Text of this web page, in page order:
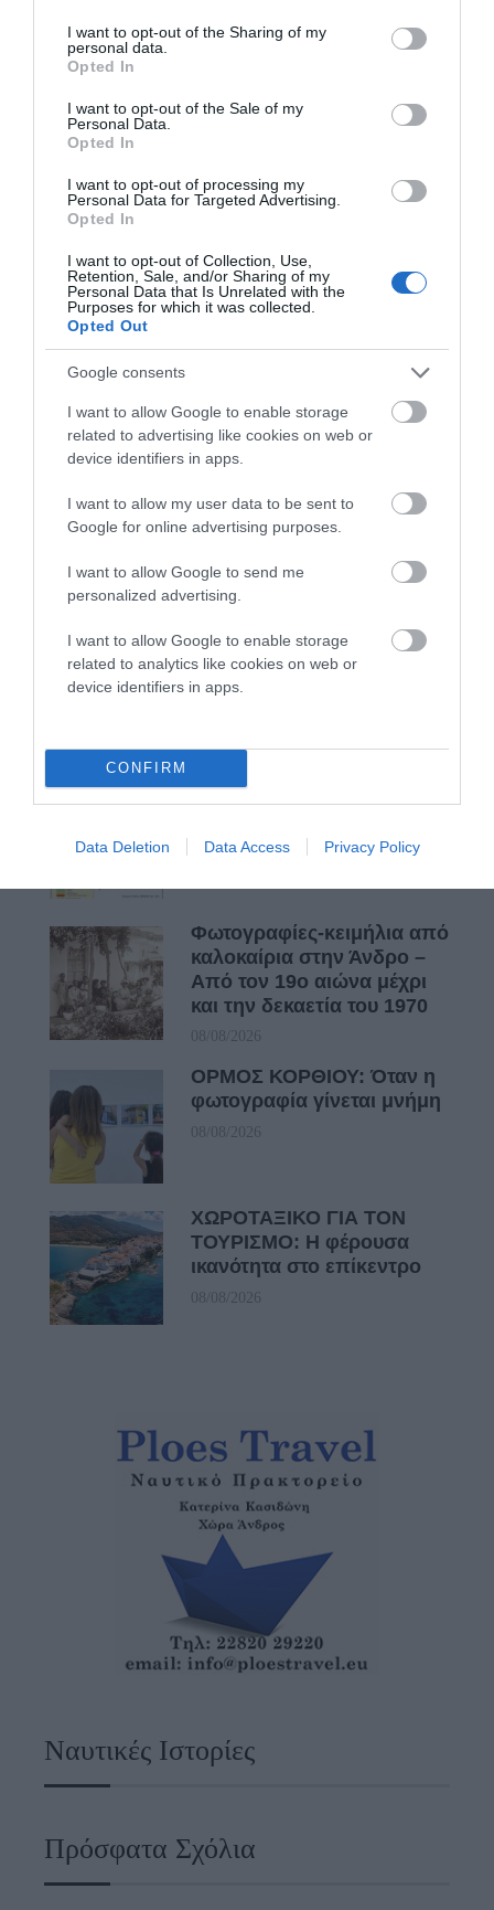
not limited to your visit or usage behaviour. You may click to
grant or deny consent to Google and its third-party tags to
use your data for below specified purposes in below Google
consent section.
I want to opt-out of the Sharing of my
personal data.
Opted In
I want to opt-out of the Sale of my
Personal Data.
Opted In
I want to opt-out of processing my
Personal Data for Targeted Advertising.
Opted In
I want to opt-out of Collection, Use,
Retention, Sale, and/or Sharing of my
Personal Data that Is Unrelated with the
Purposes for which it was collected.
Opted Out
Google consents
I want to allow Google to enable storage
related to advertising like cookies on web or
device identifiers in apps.
I want to allow my user data to be sent to
Google for online advertising purposes.
I want to allow Google to send me
personalized advertising.
I want to allow Google to enable storage
related to analytics like cookies on web or
device identifiers in apps.
CONFIRM
Data Deletion Data Access Privacy Policy
Προτεινόμενα άρθρα
Φωτογραφίες-κειμήλια από καλοκαίρια στην Άνδρο –
Από τον 19ο αιώνα μέχρι και την δεκαετία του 1970
ΟΡΜΟΣ ΚΟΡΘΙΟΥ: Όταν η φωτογραφία γίνεται μνήμη
ΠΡΟΣΟΧΗ: Πολύ υψηλός κίνδυνος πυρκαγιάς στις
Κυκλάδες
ΧΩΡΟΤΑΞΙΚΟ ΓΙΑ ΤΟΝ ΤΟΥΡΙΣΜΟ: Η φέρουσα
Πρόσφατα Άρθρα
ΔΥΟ ΚΑΛΟΚΑΙΡΙΝΑ
ΔΡΩΜΕΝΑ: Όταν η νέα
γενιά συναντά τη
09/08/2026
ΠΡΟΣΟΧΗ: Πολύ υψηλός
Κυκλάδες
Φωτογραφίες-κειμήλια από
καλοκαίρια στην Άνδρο –
Από τον 19ο αιώνα μέχρι
και την δεκαετία του 1970
08/08/2026
ΟΡΜΟΣ ΚΟΡΘΙΟΥ: Όταν η
φωτογραφία γίνεται μνήμη
08/08/2026
ΧΩΡΟΤΑΞΙΚΟ ΓΙΑ ΤΟΝ
ΤΟΥΡΙΣΜΟ: Η φέρουσα
ικανότητα στο επίκεντρο
08/08/2026
Ναυτικές Ιστορίες
Πρόσφατα Σχόλια